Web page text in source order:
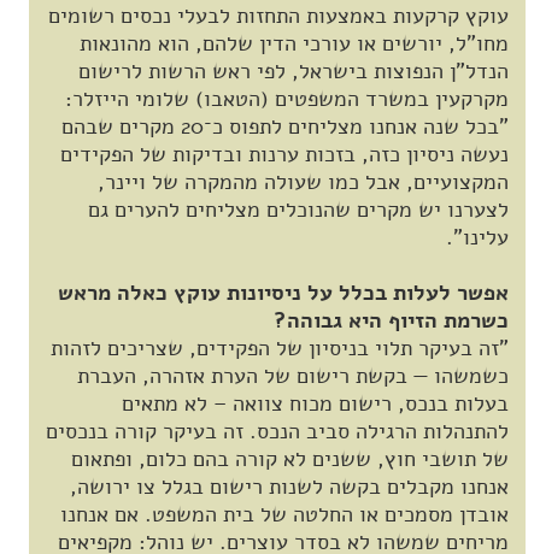
עוקץ קרקעות באמצעות התחזות לבעלי נכסים רשומים
מחו"ל, יורשים או עורכי הדין שלהם, הוא מהונאות
הנדל"ן הנפוצות בישראל, לפי ראש הרשות לרישום
מקרקעין במשרד המשפטים (הטאבו) שלומי הייזלר:
"בכל שנה אנחנו מצליחים לתפוס כ־20 מקרים שבהם
נעשה ניסיון כזה, בזכות ערנות ובדיקות של הפקידים
המקצועיים, אבל כמו שעולה מהמקרה של ויינר,
לצערנו יש מקרים שהנוכלים מצליחים להערים גם
עלינו".
אפשר לעלות בכלל על ניסיונות עוקץ כאלה מראש
כשרמת הזיוף היא גבוהה?
"זה בעיקר תלוי בניסיון של הפקידים, שצריכים לזהות
כשמשהו — בקשת רישום של הערת אזהרה, העברת
בעלות בנכס, רישום מכוח צוואה – לא מתאים
להתנהלות הרגילה סביב הנכס. זה בעיקר קורה בנכסים
של תושבי חוץ, ששנים לא קורה בהם כלום, ופתאום
אנחנו מקבלים בקשה לשנות רישום בגלל צו ירושה,
אובדן מסמכים או החלטה של בית המשפט. אם אנחנו
מריחים שמשהו לא בסדר עוצרים. יש נוהל: מקפיאים